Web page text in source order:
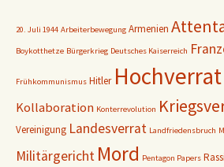
20. Juli 1944 Arbeiterbewegung Armenien
Boykotthetze Bürgerkrieg Deutsches Kaiserreich
Frühkommunismus Hitler Hochverrat
Kollaboration Konterrevolution
Vereinigung Landesverrat Landfriedensbruch
Militärgericht Mord Pentagon Papers